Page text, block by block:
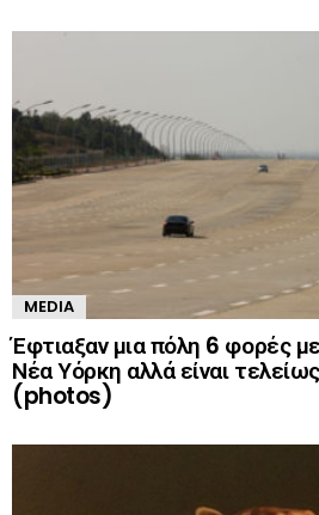
MEDIA
Έφτιαξαν μια πόλη 6 φορές
Νέα Υόρκη αλλά είναι
(photos)